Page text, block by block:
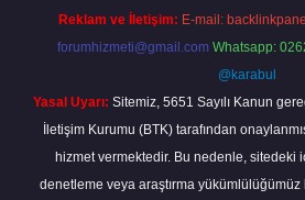
Reklam ve İletişim: E-mail:
forumhizmeti@gmail.com Whatsapp:
@karabul
Yasal Uyarı: Sitemiz, 5651 Sayılı Kanun
İletişim Kurumu (BTK) tarafından
hizmet vermektedir. Bu nedenle, sitedeki
denetleme veya araştırma yükümlülüğümüz